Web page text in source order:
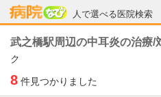
人で選べる医院検索
病院なび
武之橋駅周辺の中耳炎の治療/
ク
8 件見つかりました